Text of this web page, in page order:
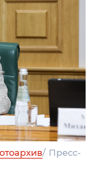
/ Пресс-